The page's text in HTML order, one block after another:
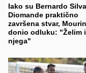
Iako su Bernardo
Diomande praktično
završena stvar,
donio odluku: "Želim i
njega"